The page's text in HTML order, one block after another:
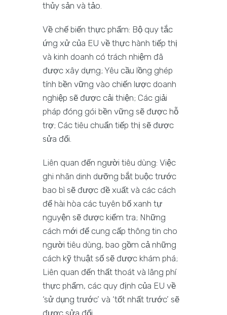
thủy sản và tảo.
Về chế biến thực phẩm: Bộ quy tắc
ứng xử của EU về thực hành tiếp thị
và kinh doanh có trách nhiệm đã
được xây dựng; Yêu cầu lồng ghép
tính bền vững vào chiến lược doanh
nghiệp sẽ được cải thiện; Các giải
pháp đóng gói bền vững sẽ được hỗ
trợ; Các tiêu chuẩn tiếp thị sẽ được
sửa đổi.
Liên quan đến người tiêu dùng: Việc
ghi nhãn dinh dưỡng bắt buộc trước
bao bì sẽ được đề xuất và các cách
để hài hòa các tuyên bố xanh tự
nguyện sẽ được kiểm tra; Những
cách mới để cung cấp thông tin cho
người tiêu dùng, bao gồm cả những
cách kỹ thuật số sẽ được khám phá;
Liên quan đến thất thoát và lãng phí
thực phẩm, các quy định của EU về
‘sử dụng trước’ và ‘tốt nhất trước’ sẽ